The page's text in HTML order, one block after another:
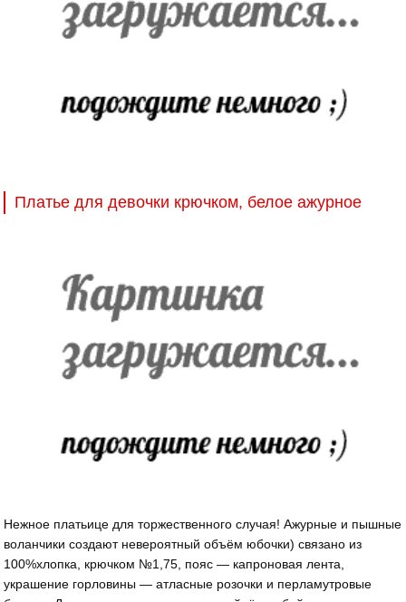
Платье для девочки крючком, белое ажурное
Нежное платьице для торжественного случая! Ажурные и пышные
воланчики создают невероятный объём юбочки) связано из
100%хлопка, крючком №1,75, пояс — капроновая лента,
украшение горловины — атласные розочки и перламутровые